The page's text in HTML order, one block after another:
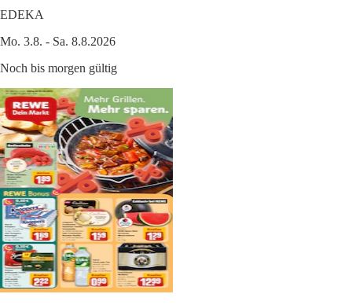
EDEKA
Mo. 3.8. - Sa. 8.8.2026
Noch bis morgen gültig